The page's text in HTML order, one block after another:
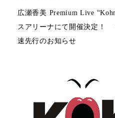
広瀬香美 Premium Live
スアリーナにて開催決定！
速先行のお知らせ